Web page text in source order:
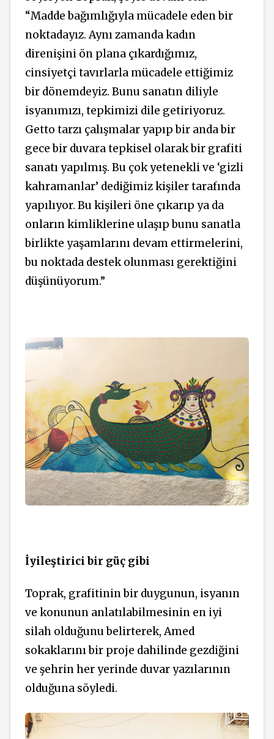
“Madde bağımlığıyla mücadele eden bir
noktadayız. Aynı zamanda kadın
direnişini ön plana çıkardığımız,
cinsiyetçi tavırlarla mücadele ettiğimiz
bir dönemdeyiz. Bunu sanatın diliyle
isyanımızı, tepkimizi dile getiriyoruz.
Getto tarzı çalışmalar yapıp bir anda bir
gece bir duvara tepkisel olarak bir grafiti
sanatı yapılmış. Bu çok yetenekli ve ‘gizli
kahramanlar’ dediğimiz kişiler tarafında
yapılıyor. Bu kişileri öne çıkarıp ya da
onların kimliklerine ulaşıp bunu sanatla
birlikte yaşamlarını devam ettirmelerini,
bu noktada destek olunması gerektiğini
düşünüyorum.”
İyileştirici bir güç gibi
Toprak, grafitinin bir duygunun, isyanın
ve konunun anlatılabilmesinin en iyi
silah olduğunu belirterek, Amed
sokaklarını bir proje dahilinde gezdiğini
ve şehrin her yerinde duvar yazılarının
olduğuna söyledi.